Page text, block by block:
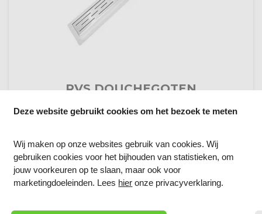
RVS DOUCHEGOTEN
BEKIJK PRODUCTEN keyboard_arrow_right
Deze website gebruikt cookies om het bezoek te meten
Wij maken op onze websites gebruik van cookies. Wij
gebruiken cookies voor het bijhouden van statistieken, om
jouw voorkeuren op te slaan, maar ook voor
marketingdoeleinden. Lees hier onze privacyverklaring.